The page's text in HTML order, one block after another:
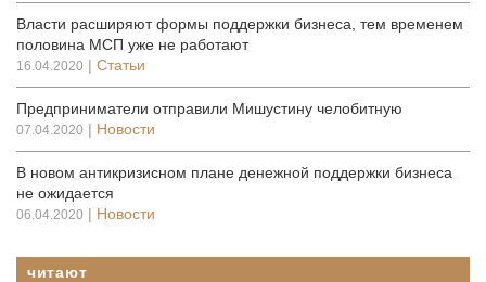
Власти расширяют формы поддержки бизнеса, тем временем
половина МСП уже не работают
16.04.2020 | Статьи
Предприниматели отправили Мишустину челобитную
07.04.2020 | Новости
В новом антикризисном плане денежной поддержки бизнеса
не ожидается
06.04.2020 | Новости
читают